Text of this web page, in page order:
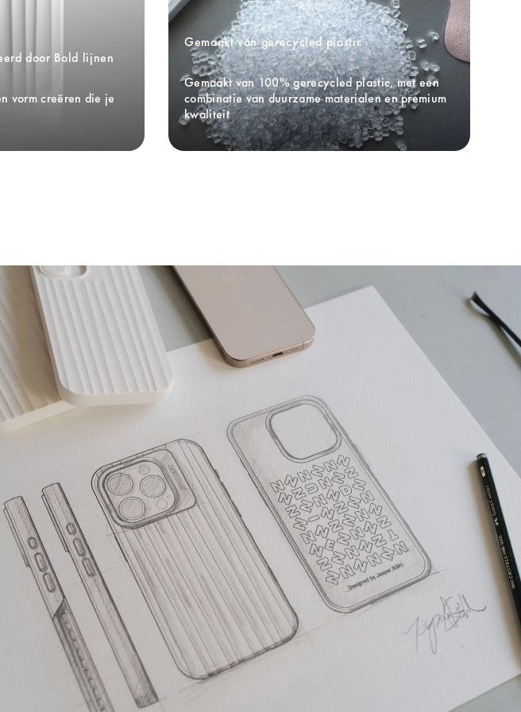
door Bold lijnen
vorm creëren die je
Gemaakt van gerecycled plastic
Gemaakt van 100% gerecycled plastic, met een
combinatie van duurzame materialen en premium
kwaliteit